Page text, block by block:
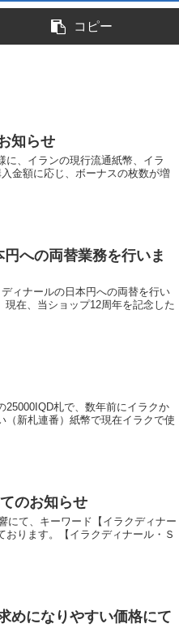
コピー
知らせ
、イランの現行流通紙幣、イラ
金額に応じ、ボーナスの枚数が増
への両替業務を行いま
ィナールの日本円への両替を行い
在、当ショップ12周年を記念した
25000IQD札で、数年前にイラクか
（新札連番）紙幣で現在イラクで使
のお知らせ
にて、キーワード【イラクディナー
ります。【イラクディナール・Ｓ
めになりやすい価格にて